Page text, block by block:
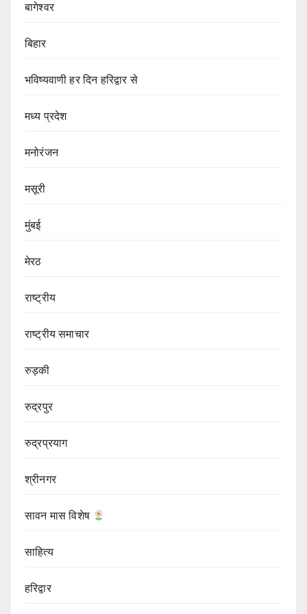
बागेश्वर
बिहार
भविष्यवाणी हर दिन हरिद्वार से
मध्य प्रदेश
मनोरंजन
मसूरी
मुंबई
मेरठ
राष्ट्रीय
राष्ट्रीय समाचार
रुड़की
रुद्रपुर
रुद्रप्रयाग
श्रीनगर
सावन मास विशेष
साहित्य
हरिद्वार